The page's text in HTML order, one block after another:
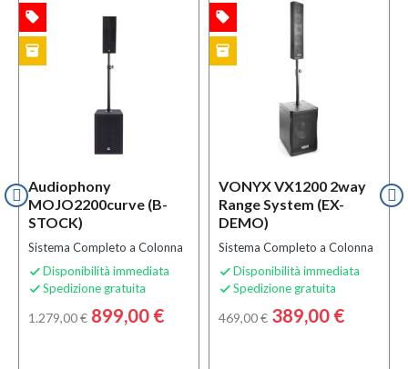
Audiophony
MOJO2200curve (B-
STOCK)
Sistema Completo a Colonna
 Disponibilità immediata
 Spedizione gratuita
1.279,00 € 899,00 €
local_offer
inventory
VONYX VX1200 2way
Range System (EX-
DEMO)
Sistema Completo a Colonna
 Disponibilità immediata
 Spedizione gratuita
469,00 € 389,00 €
local_offer
inventory